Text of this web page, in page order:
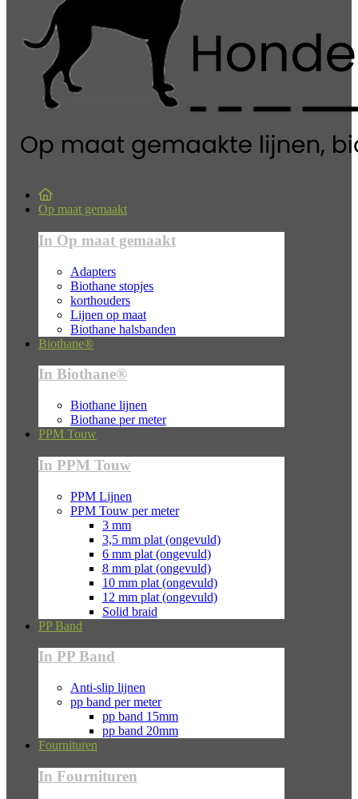
Op maat gemaakt
In Op maat gemaakt
Adapters
Biothane stopjes
korthouders
Lijnen op maat
Biothane halsbanden
Biothane®
In Biothane®
Biothane lijnen
Biothane per meter
PPM Touw
In PPM Touw
PPM Lijnen
PPM Touw per meter
3 mm
3,5 mm plat (ongevuld)
6 mm plat (ongevuld)
8 mm plat (ongevuld)
10 mm plat (ongevuld)
12 mm plat (ongevuld)
Solid braid
PP Band
In PP Band
Anti-slip lijnen
pp band per meter
pp band 15mm
pp band 20mm
Fournituren
In Fournituren